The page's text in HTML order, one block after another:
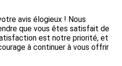
avis élogieux ! Nous
que vous êtes satisfait de
est notre priorité, et
à continuer à vous offrir